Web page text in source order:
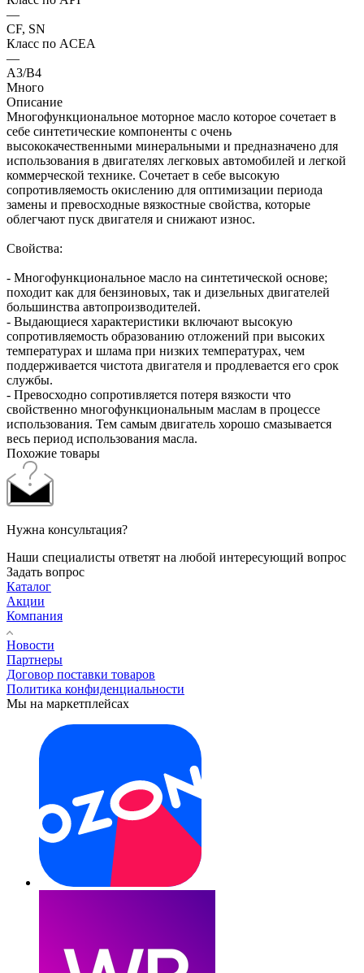
—
CF, SN
Класс по ACEA
—
A3/B4
Много
Описание
Многофункциональное моторное масло которое сочетает в
себе синтетические компоненты с очень
высококачественными минеральными и предназначено для
использования в двигателях легковых автомобилей и легкой
коммерческой технике. Сочетает в себе высокую
сопротивляемость окислению для оптимизации периода
замены и превосходные вязкостные свойства, которые
облегчают пуск двигателя и снижают износ.
Свойства:
- Многофункциональное масло на синтетической основе;
походит как для бензиновых, так и дизельных двигателей
большинства автопроизводителей.
- Выдающиеся характеристики включают высокую
сопротивляемость образованию отложений при высоких
температурах и шлама при низких температурах, чем
поддерживается чистота двигателя и продлевается его срок
службы.
- Превосходно сопротивляется потеря вязкости что
свойственно многофункциональным маслам в процессе
использования. Тем самым двигатель хорошо смазывается
весь период использования масла.
Похожие товары
Нужна консультация?
Наши специалисты ответят на любой интересующий вопрос
Задать вопрос
Каталог
Акции
Компания
Новости
Партнеры
Договор поставки товаров
Политика конфиденциальности
Мы на маркетплейсах